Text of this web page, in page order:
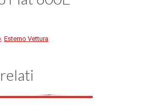
Esterno Vettura